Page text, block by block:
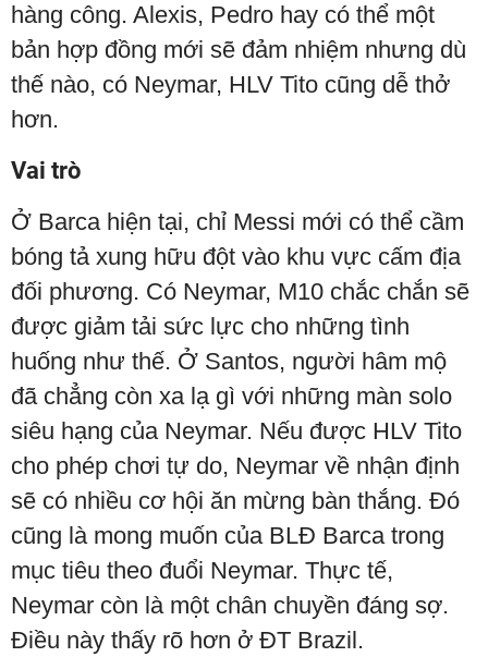
hàng công. Alexis, Pedro hay có thể một
bản hợp đồng mới sẽ đảm nhiệm nhưng dù
thế nào, có Neymar, HLV Tito cũng dễ thở
hơn.
Vai trò
Ở Barca hiện tại, chỉ Messi mới có thể cầm
bóng tả xung hữu đột vào khu vực cấm địa
đối phương. Có Neymar, M10 chắc chắn sẽ
được giảm tải sức lực cho những tình
huống như thế. Ở Santos, người hâm mộ
đã chẳng còn xa lạ gì với những màn solo
siêu hạng của Neymar. Nếu được HLV Tito
cho phép chơi tự do, Neymar về nhận định
sẽ có nhiều cơ hội ăn mừng bàn thắng. Đó
cũng là mong muốn của BLĐ Barca trong
mục tiêu theo đuổi Neymar. Thực tế,
Neymar còn là một chân chuyền đáng sợ.
Điều này thấy rõ hơn ở ĐT Brazil.